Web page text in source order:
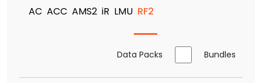
AC ACC AMS2 iR LMU RF2
Data Packs Bundles